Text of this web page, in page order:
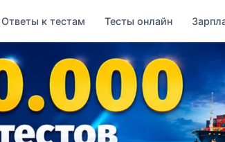
Ответы к тестам Тесты онлайн